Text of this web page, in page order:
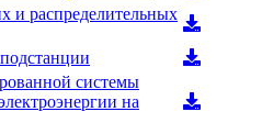
и распределительных
системы
на